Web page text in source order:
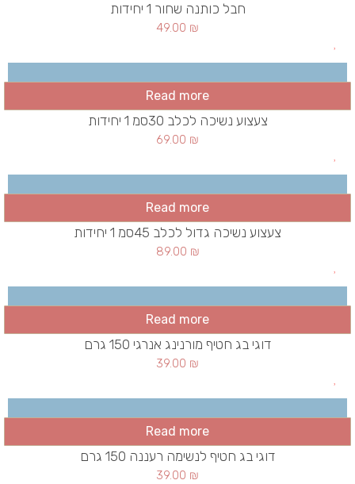
חבל כותנה שחור 1 יחידות
49.00 ₪
Read more
צעצוע נשיכה לכלב 30סמ 1 יחידות
69.00 ₪
Read more
צעצוע נשיכה גדול לכלב 45סמ 1 יחידות
89.00 ₪
Read more
דוגי בג חטיף מורנינג אנרגי 150 גרם
39.00 ₪
Read more
דוגי בג חטיף לנשימה רעננה 150 גרם
39.00 ₪